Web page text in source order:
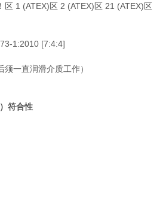
区 1 (ATEX)区 2 (ATEX)区 21 (ATEX)区
1:2010 [7:4:4]
一直润滑介质工作）
符合性